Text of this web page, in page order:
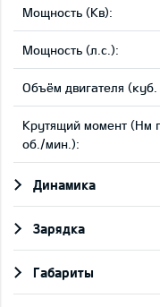
Мощность (Кв):
Мощность (л.с.):
Объём двигателя (куб.
Крутящий момент (Нм
об./мин.):
Динамика
Зарядка
Габариты